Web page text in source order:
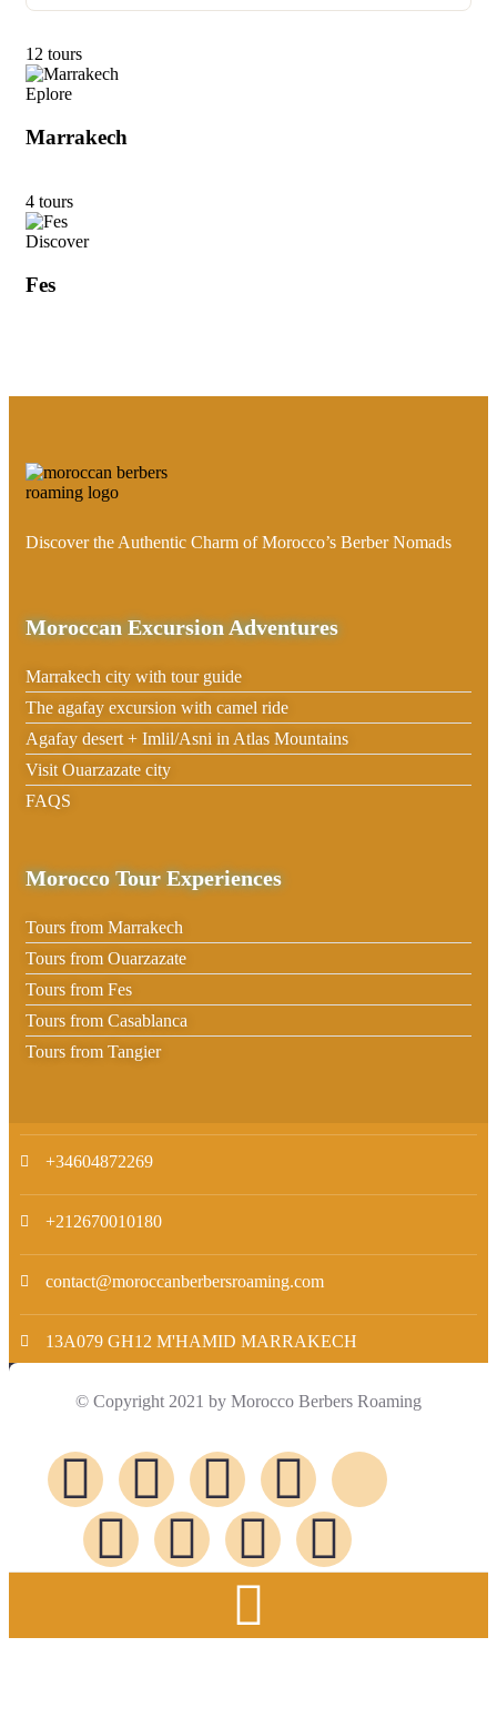
12 tours
Eplore
Marrakech
4 tours
Discover
Fes
Discover the Authentic Charm of Morocco’s Berber Nomads
Moroccan Excursion Adventures
Marrakech city with tour guide
The agafay excursion with camel ride
Agafay desert + Imlil/Asni in Atlas Mountains
Visit Ouarzazate city
FAQS
Morocco Tour Experiences
Tours from Marrakech
Tours from Ouarzazate
Tours from Fes
Tours from Casablanca
Tours from Tangier
+34604872269
+212670010180
contact@moroccanberbersroaming.com
13A079 GH12 M'HAMID MARRAKECH
© Copyright 2021 by Morocco Berbers Roaming